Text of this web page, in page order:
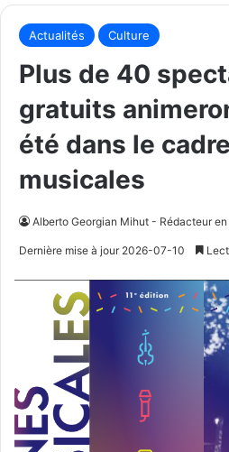
Actualités Culture
Plus de 40
gratuits
été dans le
musicales
Alberto Georgian Mihut - Rédacteur
Dernière mise à jour 2026-07-10